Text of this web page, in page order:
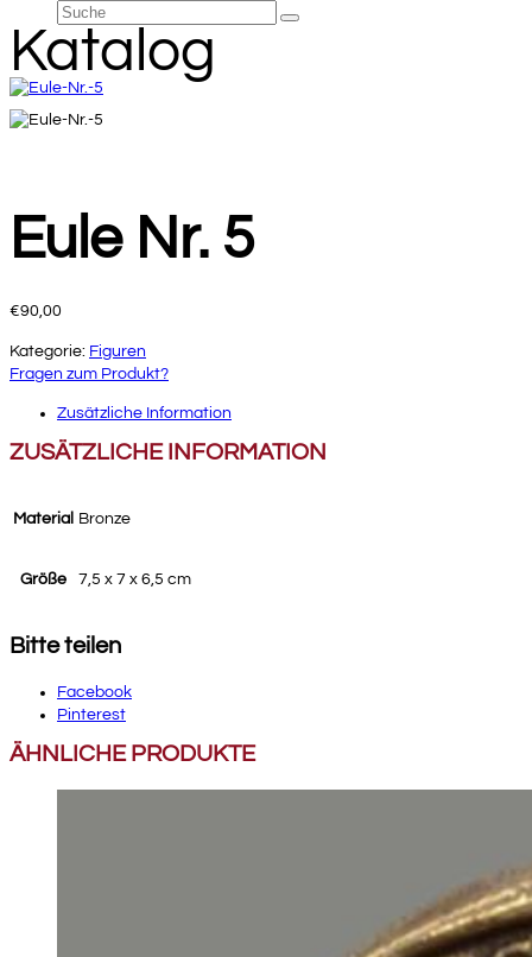
Suche
Senden
Katalog
Eule Nr. 5
€90,00
Kategorie: Figuren
Fragen zum Produkt?
Zusätzliche Information
ZUSÄTZLICHE INFORMATION
Material Bronze
Größe 7,5 x 7 x 6,5 cm
Bitte teilen
Facebook
Pinterest
ÄHNLICHE PRODUKTE